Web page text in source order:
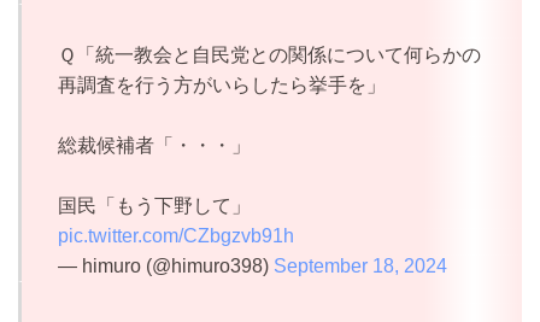
Ｑ「統一教会と自民党との関係について何らかの
再調査を行う方がいらしたら挙手を」
総裁候補者「・・・」
国民「もう下野して」
pic.twitter.com/CZbgzvb91h
— himuro (@himuro398) September 18, 2024